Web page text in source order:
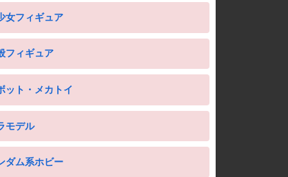
女フィギュア
フィギュア
ット・メカトイ
モデル
ダム系ホビー